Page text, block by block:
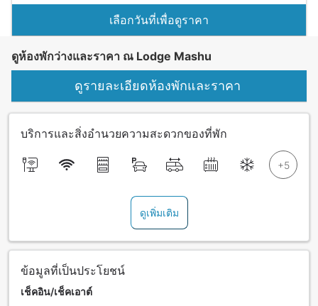
เลือกวันที่เพื่อดูราคา
ดูห้องพักว่างและราคา ณ Lodge Mashu
ดูรายละเอียดห้องพักและราคา
บริการและสิ่งอำนวยความสะดวกของที่พัก
ดูเพิ่มเติม
ข้อมูลที่เป็นประโยชน์
เช็คอิน/เช็คเอาต์